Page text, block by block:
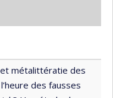
décroissant
métalittératie des
des fausses